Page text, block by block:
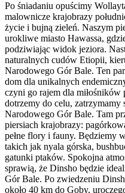
Po śniadaniu opuścimy
malownicze krajobrazy
życie i bujną zieleń. Naszym
urokliwe miasto Hawassa,
podziwiając widok jeziora.
naturalnych cudów Etiopii,
Narodowego Gór Bale. Ten
dom dla unikalnych
czyni go rajem dla
dotrzemy do celu,
Narodowego Gór Bale. Tam
piersiach krajobrazy:
pełne flory i fauny. Będziemy
takich jak nyala górska,
gatunki ptaków. Spokojna
sprawią, że Dinsho będzie
Gór Bale. Po zwiedzeniu
około 40 km do Goby,